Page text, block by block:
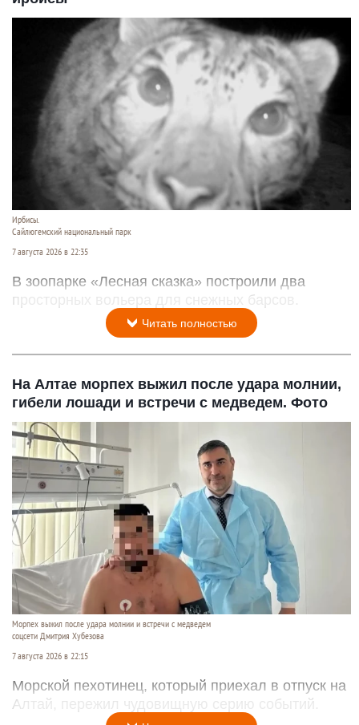
Ирбисы.
Сайлюгемский национальный парк
7 августа 2026 в 22:35
В зоопарке «Лесная сказка» построили два
просторных вольера для снежных барсов.
Читать полностью
На Алтае морпех выжил после удара молнии,
гибели лошади и встречи с медведем. Фото
Морпех выжил после удара молнии и встречи с медведем
соцсети Дмитрия Хубезова
7 августа 2026 в 22:15
Морской пехотинец, который приехал в отпуск на
Алтай, пережил чудовищную серию событий.